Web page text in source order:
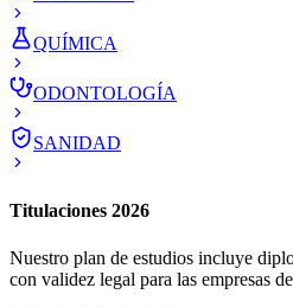
QUÍMICA
ODONTOLOGÍA
SANIDAD
Titulaciones 2026
Nuestro plan de estudios incluye
con validez legal para las empresas